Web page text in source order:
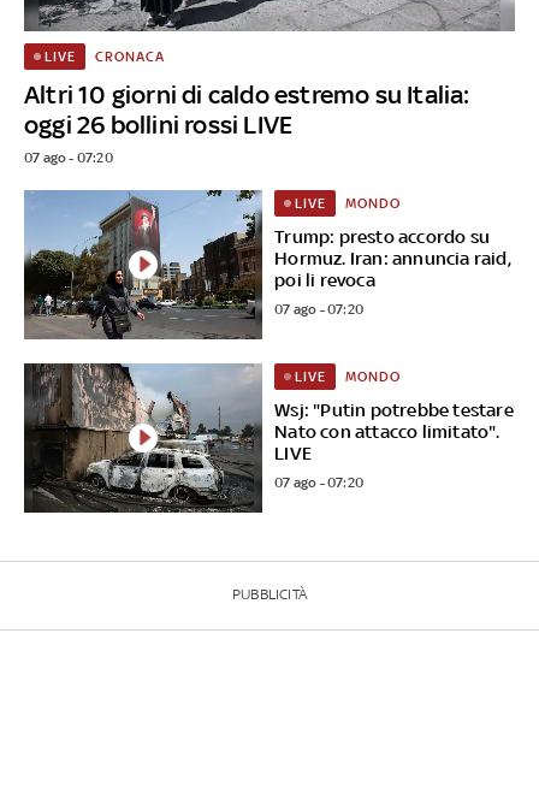
Altri 10 giorni di caldo estremo su Italia:
oggi 26 bollini rossi LIVE
LIVE CRONACA
07 ago - 07:20
Trump: presto accordo su
Hormuz. Iran: annuncia raid,
poi li revoca
LIVE MONDO
07 ago - 07:20
Wsj: "Putin potrebbe testare
Nato con attacco limitato".
LIVE
LIVE MONDO
07 ago - 07:20
PUBBLICITÀ